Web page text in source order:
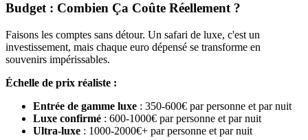
Budget : Combien Ça Coûte Réellement ?
Faisons les comptes sans détour. Un safari de luxe, c'est un
investissement, mais chaque euro dépensé se transforme en
souvenirs impérissables.
Échelle de prix réaliste :
Entrée de gamme luxe : 350-600€ par personne et par nuit
Luxe confirmé : 600-1000€ par personne et par nuit
Ultra-luxe : 1000-2000€+ par personne et par nuit